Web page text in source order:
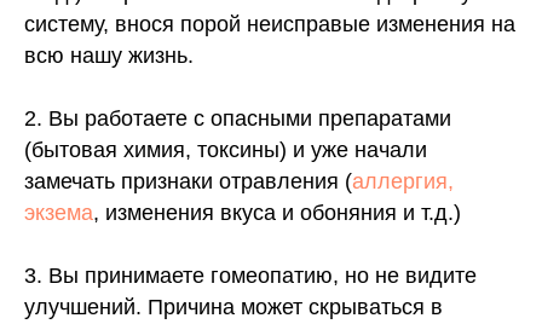
систему, внося порой неисправые изменения на
всю нашу жизнь.
2. Вы работаете с опасными препаратами
(бытовая химия, токсины) и уже начали
замечать признаки отравления (аллергия,
экзема, изменения вкуса и обоняния и т.д.)
3. Вы принимаете гомеопатию, но не видите
улучшений. Причина может скрываться в